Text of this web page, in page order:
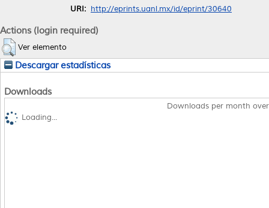
URI: http://eprints.uanl.mx/id/eprint/30640
Actions (login required)
Ver elemento
Descargar estadísticas
Downloads
Downloads per month
Loading...